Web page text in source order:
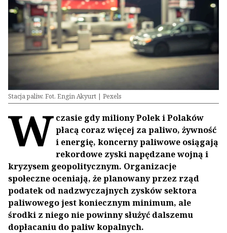
Stacja paliw. Fot. Engin Akyurt | Pexels
W czasie gdy miliony Polek i Polaków
płacą coraz więcej za paliwo, żywność
i energię, koncerny paliwowe osiągają
rekordowe zyski napędzane wojną i
kryzysem geopolitycznym. Organizacje
społeczne oceniają, że planowany przez rząd
podatek od nadzwyczajnych zysków sektora
paliwowego jest koniecznym minimum, ale
środki z niego nie powinny służyć dalszemu
dopłacaniu do paliw kopalnych.